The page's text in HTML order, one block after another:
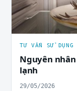
TƯ VẤN SỬ DỤNG
Nguyên
lạnh
29/05/2026